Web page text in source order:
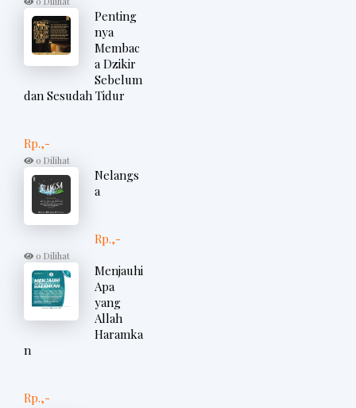
Penting
nya
Membac
a Dzikir
Sebelum
dan Sesudah Tidur
Rp.,-
0 Dilihat
Nelangs
a
Rp.,-
0 Dilihat
Menjauhi
Apa
yang
Allah
Haramka
n
Rp.,-